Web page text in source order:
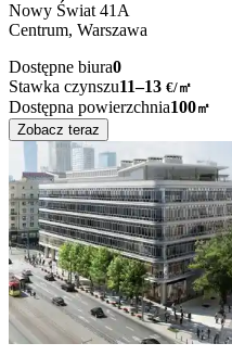
Nowy Świat 41A
Centrum, Warszawa
Dostępne biura0
Stawka czynszu11–13 €/㎡
Dostępna powierzchnia100㎡
Zobacz teraz